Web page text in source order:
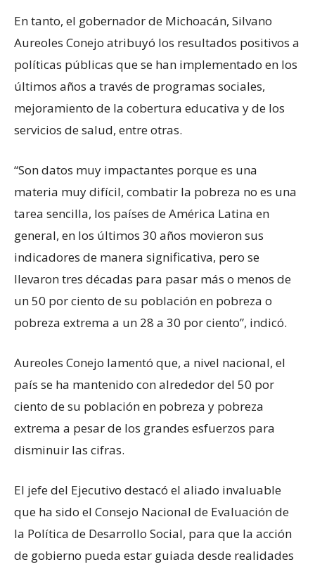
En tanto, el gobernador de Michoacán, Silvano
Aureoles Conejo atribuyó los resultados positivos a
políticas públicas que se han implementado en los
últimos años a través de programas sociales,
mejoramiento de la cobertura educativa y de los
servicios de salud, entre otras.
“Son datos muy impactantes porque es una
materia muy difícil, combatir la pobreza no es una
tarea sencilla, los países de América Latina en
general, en los últimos 30 años movieron sus
indicadores de manera significativa, pero se
llevaron tres décadas para pasar más o menos de
un 50 por ciento de su población en pobreza o
pobreza extrema a un 28 a 30 por ciento”, indicó.
Aureoles Conejo lamentó que, a nivel nacional, el
país se ha mantenido con alrededor del 50 por
ciento de su población en pobreza y pobreza
extrema a pesar de los grandes esfuerzos para
disminuir las cifras.
El jefe del Ejecutivo destacó el aliado invaluable
que ha sido el Consejo Nacional de Evaluación de
la Política de Desarrollo Social, para que la acción
de gobierno pueda estar guiada desde realidades